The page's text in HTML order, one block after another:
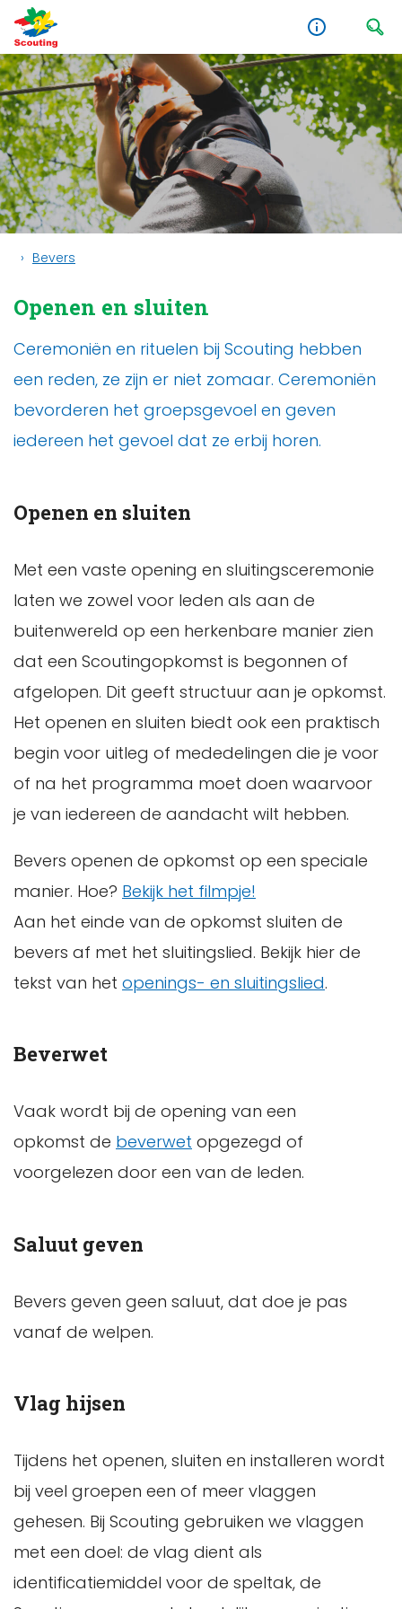
Bevers
Openen en sluiten
Ceremoniën en rituelen bij Scouting hebben
een reden, ze zijn er niet zomaar. Ceremoniën
bevorderen het groepsgevoel en geven
iedereen het gevoel dat ze erbij horen.
Openen en sluiten
Met een vaste opening en sluitingsceremonie
laten we zowel voor leden als aan de
buitenwereld op een herkenbare manier zien
dat een Scoutingopkomst is begonnen of
afgelopen. Dit geeft structuur aan je opkomst.
Het openen en sluiten biedt ook een praktisch
begin voor uitleg of mededelingen die je voor
of na het programma moet doen waarvoor
je van iedereen de aandacht wilt hebben.
Bevers openen de opkomst op een speciale
manier. Hoe? Bekijk het filmpje!
Aan het einde van de opkomst sluiten de
bevers af met het sluitingslied. Bekijk hier de
tekst van het openings- en sluitingslied.
Beverwet
Vaak wordt bij de opening van een
opkomst de beverwet opgezegd of
voorgelezen door een van de leden.
Saluut geven
Bevers geven geen saluut, dat doe je pas
vanaf de welpen.
Vlag hijsen
Tijdens het openen, sluiten en installeren wordt
bij veel groepen een of meer vlaggen
gehesen. Bij Scouting gebruiken we vlaggen
met een doel: de vlag dient als
identificatiemiddel voor de speltak, de